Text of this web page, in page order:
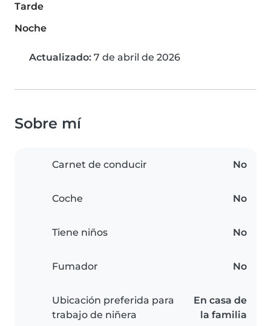
Tarde
Noche
Actualizado: 7 de abril de 2026
Sobre mí
Carnet de conducir No
Coche No
Tiene niños No
Fumador No
Ubicación preferida para
trabajo de niñera
En casa de
la familia